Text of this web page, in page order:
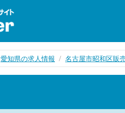
愛知県の求人情報 名古屋市昭和区販